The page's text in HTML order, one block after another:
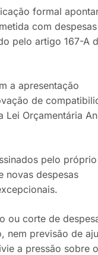
formal
com despesas
pelo artigo 167-A
a apresentação
de
Lei Orçamentária
pelo próprio
novas despesas
ou corte de
nem previsão de
a pressão sobre o